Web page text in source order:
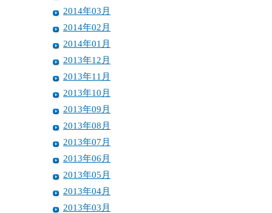
2014年03月
2014年02月
2014年01月
2013年12月
2013年11月
2013年10月
2013年09月
2013年08月
2013年07月
2013年06月
2013年05月
2013年04月
2013年03月